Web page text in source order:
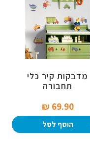
מדבקות קיר כלי
תחבורה
69.90 ₪‎
הוסף לסל